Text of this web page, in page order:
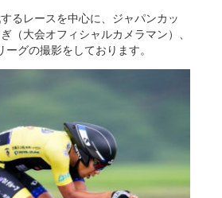
るレースを中心に、ジャパンカッ
（大会オフィシャルカメラマン）、
グの撮影をしております。